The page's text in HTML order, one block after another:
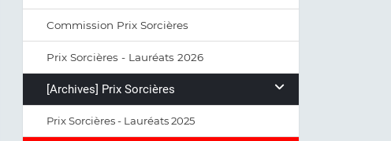
Commission Prix Sorcières
Prix Sorcières - Lauréats 2026
[Archives] Prix Sorcières
Prix Sorcières - Lauréats 2025